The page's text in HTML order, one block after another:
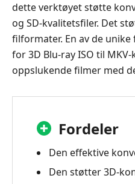
dette verktøyet støtte
og SD-kvalitetsfiler. Det
filformater. En av de
for 3D Blu-ray ISO til
oppslukende filmer med
Fordeler
Den effektive
Den støtter 3D-